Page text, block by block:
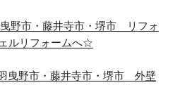
野市・藤井寺市・堺市 リフォ
ルリフォームへ☆
曳野市・藤井寺市・堺市 外壁